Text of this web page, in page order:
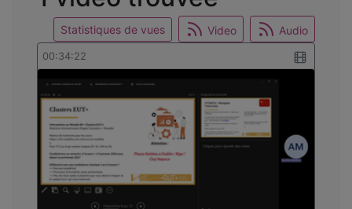
Statistiques de vues Video Audio
00:34:22